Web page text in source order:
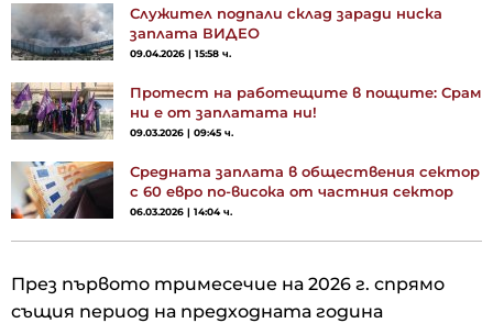
Служител подпали склад заради ниска
заплата ВИДЕО
09.04.2026 | 15:58 ч.
Протест на работещите в пощите: Срам
ни е от заплатата ни!
09.03.2026 | 09:45 ч.
Средната заплата в обществения сектор
с 60 евро по-висока от частния сектор
06.03.2026 | 14:04 ч.
През първото тримесечие на 2026 г. спрямо
същия период на предходната година